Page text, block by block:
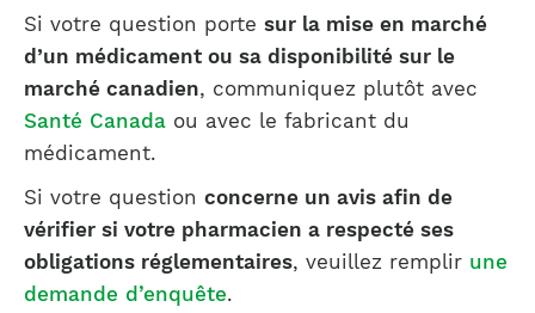
Si votre question porte sur la mise en marché
d’un médicament ou sa disponibilité sur le
marché canadien, communiquez plutôt avec
Santé Canada ou avec le fabricant du
médicament.
Si votre question concerne un avis afin de
vérifier si votre pharmacien a respecté ses
obligations réglementaires, veuillez remplir une
demande d’enquête.